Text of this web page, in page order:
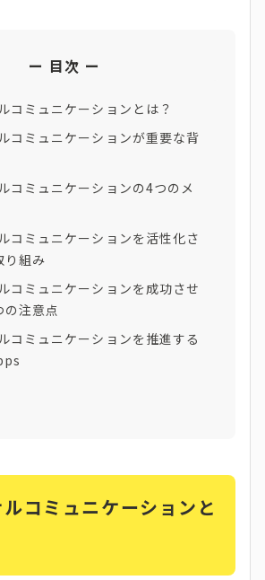
目次
コミュニケーションとは？
コミュニケーションが重要な背
コミュニケーションの4つのメ
コミュニケーションを活性化さ
り組み
コミュニケーションを成功させ
注意点
コミュニケーションを推進する
コミュニケーションと